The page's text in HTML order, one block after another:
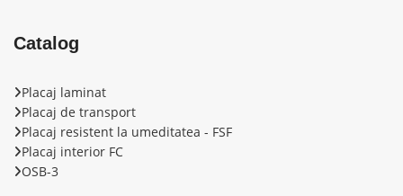
Catalog
Placaj laminat
Placaj de transport
Placaj resistent la umeditatea - FSF
Placaj interior FС
OSB-3